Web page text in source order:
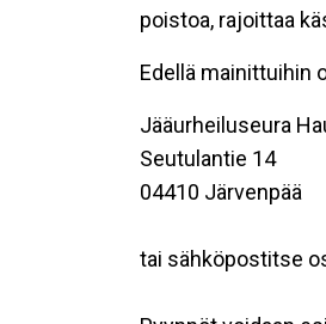
poistoa, rajoittaa
Edellä mainittuihin
Jääurheiluseura
Seutulantie 14
04410 Järvenpää
tai sähköpostitse